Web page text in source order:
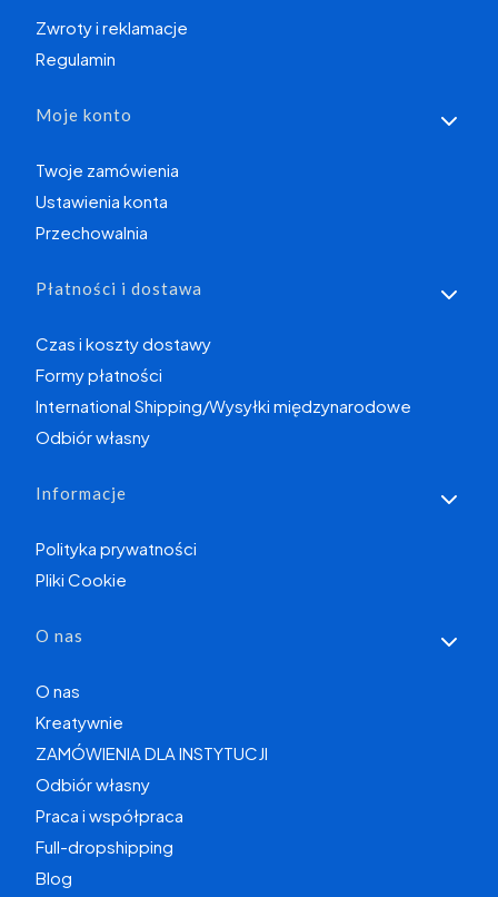
Zwroty i reklamacje
Regulamin
Moje konto
Twoje zamówienia
Ustawienia konta
Przechowalnia
Płatności i dostawa
Czas i koszty dostawy
Formy płatności
International Shipping/Wysyłki międzynarodowe
Odbiór własny
Informacje
Polityka prywatności
Pliki Cookie
O nas
O nas
Kreatywnie
ZAMÓWIENIA DLA INSTYTUCJI
Odbiór własny
Praca i współpraca
Full-dropshipping
Blog